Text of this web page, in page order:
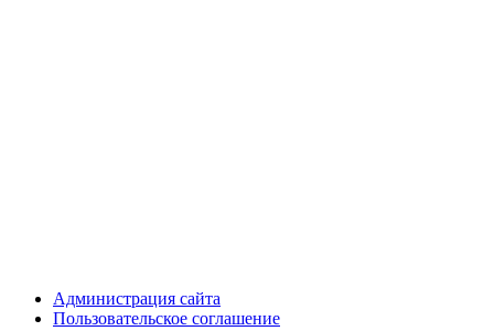
Администрация сайта
Пользовательское соглашение